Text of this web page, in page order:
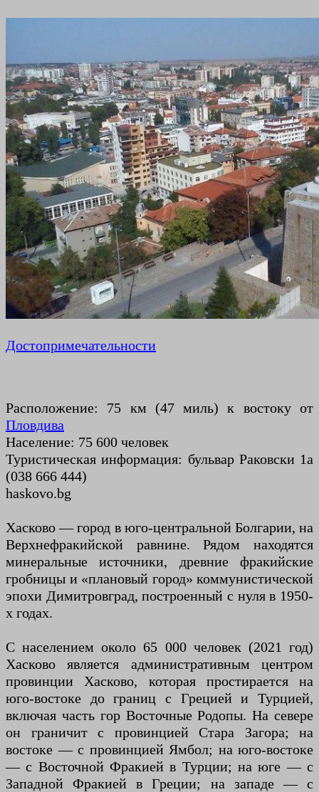
Достопримечательности
Расположение: 75 км (47 миль) к востоку от
Пловдива
Население: 75 600 человек
Туристическая информация: бульвар Раковски 1а
(038 666 444)
haskovo.bg
Хасково — город в юго-центральной Болгарии, на
Верхнефракийской равнине. Рядом находятся
минеральные источники, древние фракийские
гробницы и «плановый город» коммунистической
эпохи Димитровград, построенный с нуля в 1950-
х годах.
С населением около 65 000 человек (2021 год)
Хасково является административным центром
провинции Хасково, которая простирается на
юго-востоке до границ с Грецией и Турцией,
включая часть гор Восточные Родопы. На севере
он граничит с провинцией Стара Загора; на
востоке — с провинцией Ямбол; на юго-востоке
— с Восточной Фракией в Турции; на юге — с
Западной Фракией в Греции; на западе — с